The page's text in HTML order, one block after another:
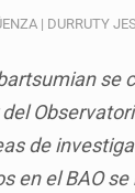
| DURRUTY
se
de
en el BAO